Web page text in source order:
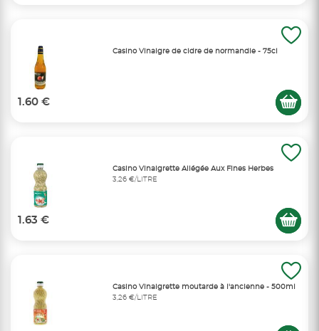
Casino Vinaigre de cidre de normandie - 75cl
1.60 €
Casino Vinaigrette Allégée Aux Fines Herbes
3,26 €/LITRE
1.63 €
Casino Vinaigrette moutarde à l'ancienne - 500ml
3,26 €/LITRE